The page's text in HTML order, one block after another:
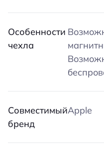
Особенности
чехла
Совместимый
бренд
Apple